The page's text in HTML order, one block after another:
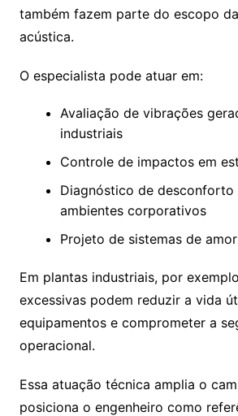
também fazem parte do escopo
acústica.
O especialista pode atuar em:
Avaliação de vibrações
industriais
Controle de impactos em
Diagnóstico de desconforto
ambientes corporativos
Projeto de sistemas de
Em plantas industriais, por
excessivas podem reduzir a vida
equipamentos e comprometer a
operacional.
Essa atuação técnica amplia o
posiciona o engenheiro como